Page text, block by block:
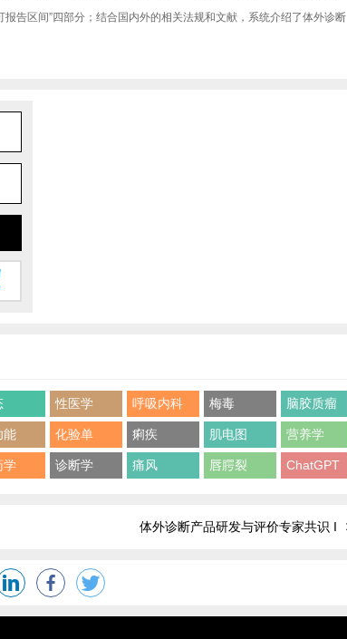
告区间”四部分；结合国内外的相关法规和文献，系统介绍了体外诊断
性医学 呼吸内科 梅毒 脑胶质瘤
能 化验单 痢疾 肌电图 营养学
学 诊断学 痛风 唇腭裂 ChatGPT
体外诊断产品研发与评价专家共识 I